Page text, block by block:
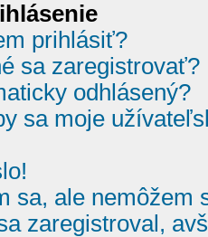
prihlásiť?
sa zaregistrovať?
odhlásený?
sa moje
sa, ale nemôžem
zaregistroval,